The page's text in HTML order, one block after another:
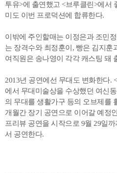
투유>에 출연했고 <브루클린>에서
미도 이번 프로덕션에 합류한다.
이밖에 주인할매는 이정은과 조민
는 장격수와 최정훈이, 빵은 김지훈
여직원은 송나영이 각각 캐스팅 돼
2013년 공연에선 무대도 변화한다.
에서 무대미술상을 수상했던 여신
의 무대를 생활가구 등의 오브제를
개월간 장기 공연으로 이어갈 예정
프리뷰 공연을 시작으로 9월 29일
서 공연한다.